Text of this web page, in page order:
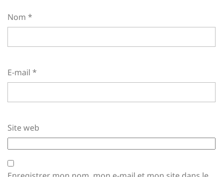
Nom *
E-mail *
Site web